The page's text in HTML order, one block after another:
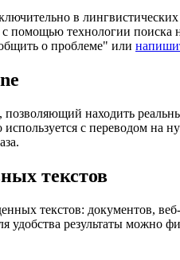
в
помощью технологии
о проблеме" или
находить
используется с переводом
текстов
текстов: документов,
удобства результаты